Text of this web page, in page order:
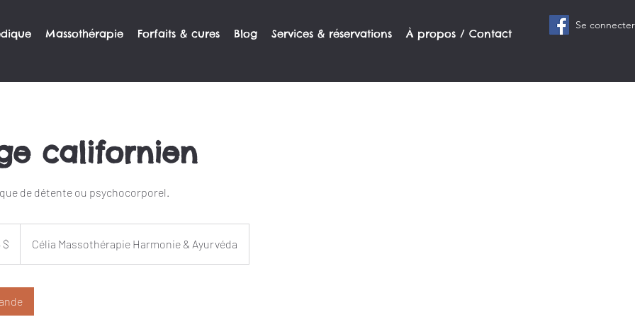
Massothérapie Forfaits & cures Blog Services & réservations À propos / Contact
Se connecter
californien
de détente ou psychocorporel.
$ Célia Massothérapie Harmonie & Ayurvéda